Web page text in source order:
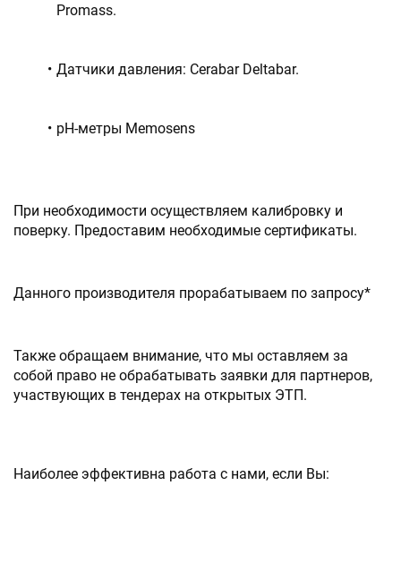
Promass.
Датчики давления: Cerabar Deltabar.
pH-метры Memosens
При необходимости осуществляем калибровку и
поверку. Предоставим необходимые сертификаты.
Данного производителя прорабатываем по запросу*
Также обращаем внимание, что мы оставляем за
собой право не обрабатывать заявки для партнеров,
участвующих в тендерах на открытых ЭТП.
Наиболее эффективна работа с нами, если Вы: